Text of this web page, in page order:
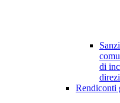
di
Rendiconti